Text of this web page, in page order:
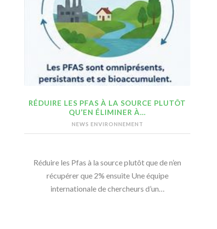
RÉDUIRE LES PFAS À LA SOURCE PLUTÔT
QU’EN ÉLIMINER À…
NEWS ENVIRONNEMENT
Réduire les Pfas à la source plutôt que de n’en
récupérer que 2% ensuite Une équipe
internationale de chercheurs d’un…